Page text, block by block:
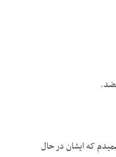
که ایشان در حال